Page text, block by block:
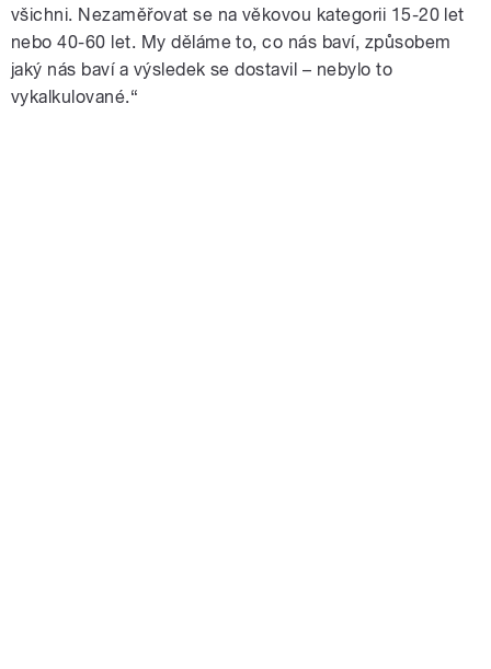
všichni. Nezaměřovat se na věkovou kategorii 15-20 let
nebo 40-60 let. My děláme to, co nás baví, způsobem
jaký nás baví a výsledek se dostavil – nebylo to
vykalkulované.“